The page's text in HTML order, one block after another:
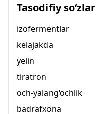
Tasodifiy so‘zlar
izofermentlar
kelajakda
yelin
tiratron
och-yalang‘ochlik
badrafxona